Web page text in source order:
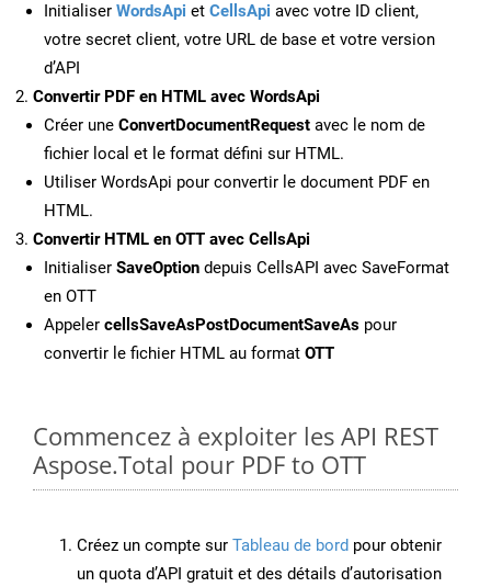
Initialiser WordsApi et CellsApi avec votre ID client,
votre secret client, votre URL de base et votre version
d’API
Convertir PDF en HTML avec WordsApi
Créer une ConvertDocumentRequest avec le nom de
fichier local et le format défini sur HTML.
Utiliser WordsApi pour convertir le document PDF en
HTML.
Convertir HTML en OTT avec CellsApi
Initialiser SaveOption depuis CellsAPI avec SaveFormat
en OTT
Appeler cellsSaveAsPostDocumentSaveAs pour
convertir le fichier HTML au format OTT
Commencez à exploiter les API REST
Aspose.Total pour PDF to OTT
Créez un compte sur Tableau de bord pour obtenir
un quota d’API gratuit et des détails d’autorisation